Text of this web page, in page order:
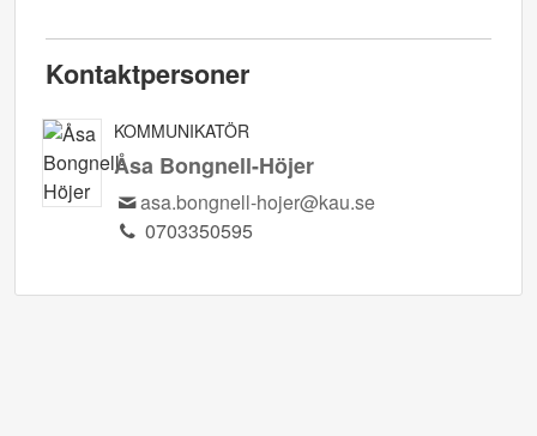
Kontaktpersoner
KOMMUNIKATÖR
Åsa Bongnell-Höjer
asa.bongnell-hojer@kau.se
0703350595